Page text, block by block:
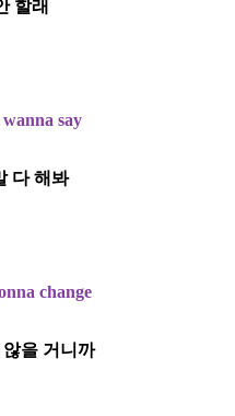
할래
say
다 해봐
change
을 거니까